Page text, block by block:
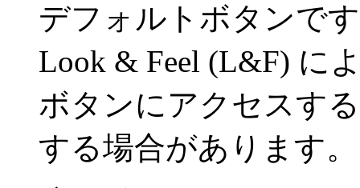
デフォルトボタンで
Look & Feel (L&F) に
ボタンにアクセスす
する場合があります。